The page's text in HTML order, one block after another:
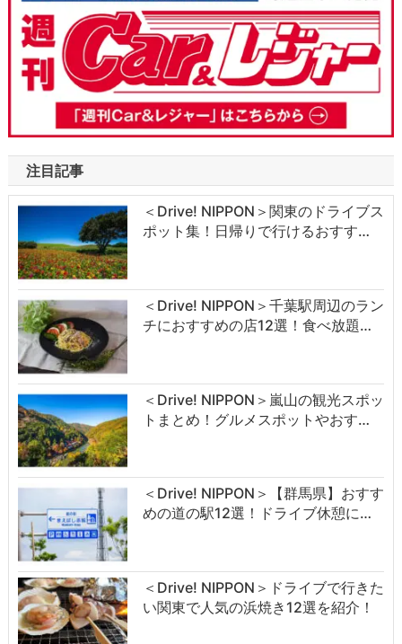
注目記事
＜Drive! NIPPON＞関東のドライブス
ポット集！日帰りで行けるおすす…
＜Drive! NIPPON＞千葉駅周辺のラン
チにおすすめの店12選！食べ放題…
＜Drive! NIPPON＞嵐山の観光スポッ
トまとめ！グルメスポットやおす…
＜Drive! NIPPON＞【群馬県】おすす
めの道の駅12選！ドライブ休憩に…
＜Drive! NIPPON＞ドライブで行きた
い関東で人気の浜焼き12選を紹介！